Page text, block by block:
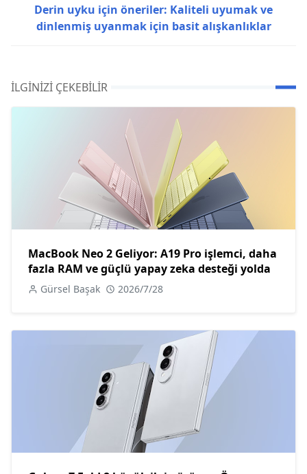
Derin uyku için öneriler: Kaliteli uyumak ve
dinlenmiş uyanmak için basit alışkanlıklar
İLGINIZI ÇEKEBILIR
MacBook Neo 2 Geliyor: A19 Pro işlemci, daha
fazla RAM ve güçlü yapay zeka desteği yolda
Gürsel Başak 2026/7/28